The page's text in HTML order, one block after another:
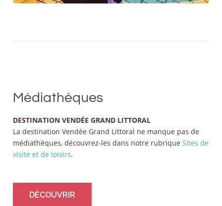
Médiathèques
DESTINATION VENDÉE GRAND LITTORAL
La destination Vendée Grand Littoral ne manque pas de
médiathèques, découvrez-les dans notre rubrique Sites de
visite et de loisirs.
DÉCOUVRIR